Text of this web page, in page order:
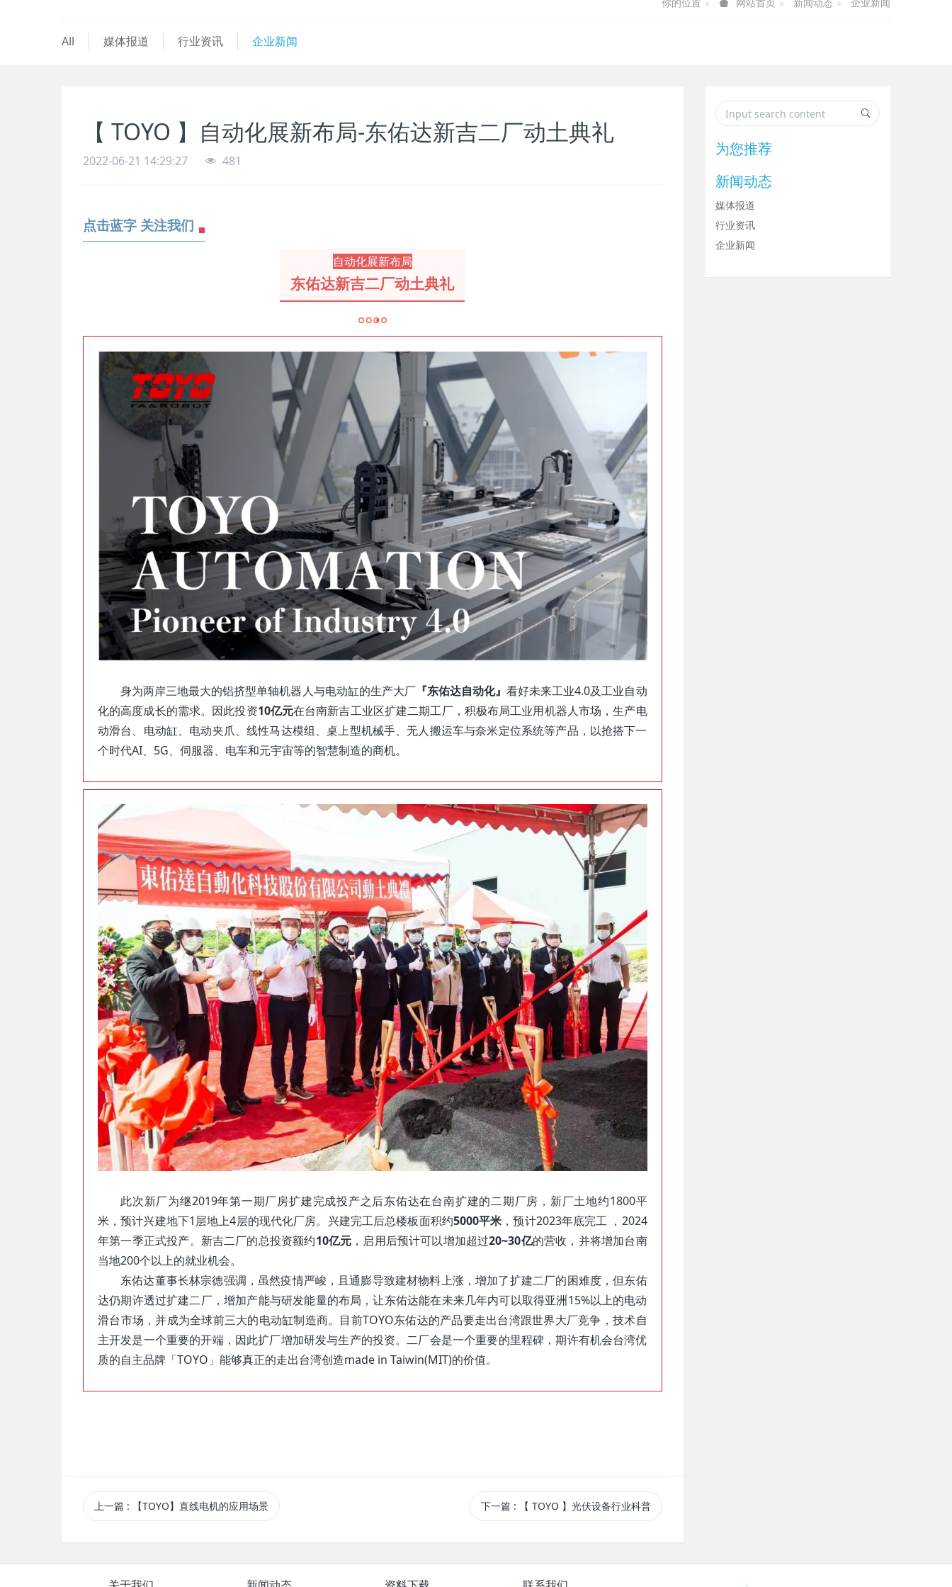
网站首页
All 媒体报道 行业资讯 企业新闻
【 TOYO 】自动化展新布局-东佑达新吉二厂动土典礼
2022-06-21 14:29:27 481
点击蓝字 关注我们
自动化展新布局
东佑达新吉二厂动土典礼
身为两岸三地最大的铝挤型单轴机器人与电动缸的生产大厂『东佑达自动化』看好未来工业4.0及工业自动
化的高度成长的需求。因此投资10亿元在台南新吉工业区扩建二期工厂，积极布局工业用机器人市场，生产电
动滑台、电动缸、电动夹爪、线性马达模组、桌上型机械手、无人搬运车与奈米定位系统等产品，以抢搭下一
个时代AI、5G、伺服器、电车和元宇宙等的智慧制造的商机。
此次新厂为继2019年第一期厂房扩建完成投产之后东佑达在台南扩建的二期厂房，新厂土地约1800平
米，预计兴建地下1层地上4层的现代化厂房。兴建完工后总楼板面积约5000平米 ，预计2023年底完工 ，2024
年第一季正式投产。新吉二厂的总投资额约10亿元 ，启用后预计可以增加超过20~30亿的营收，并将增加台南
当地200个以上的就业机会。
东佑达董事长林宗德强调，虽然疫情严峻，且通膨导致建材物料上涨，增加了扩建二厂的困难度，但东佑
达仍期许透过扩建二厂，增加产能与研发能量的布局，让东佑达能在未来几年内可以取得亚洲15%以上的电动
滑台市场，并成为全球前三大的电动缸制造商。目前TOYO东佑达的产品要走出台湾跟世界大厂竞争，技术自
主开发是一个重要的开端，因此扩厂增加研发与生产的投资。二厂会是一个重要的里程碑，期许有机会台湾优
质的自主品牌「TOYO」能够真正的走出台湾创造made in Taiwin(MIT)的价值。
上一篇 : 【TOYO】直线电机的应用场景 下一篇 : 【 TOYO 】光伏设备行业科普
为您推荐
新闻动态
媒体报道
行业资讯
企业新闻